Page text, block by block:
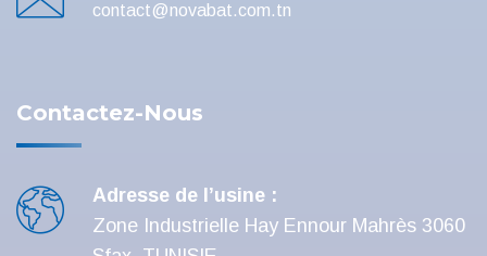
contact@novabat.com.tn
Contactez-Nous
Adresse de l’usine :
Zone Industrielle Hay Ennour Mahrès 3060